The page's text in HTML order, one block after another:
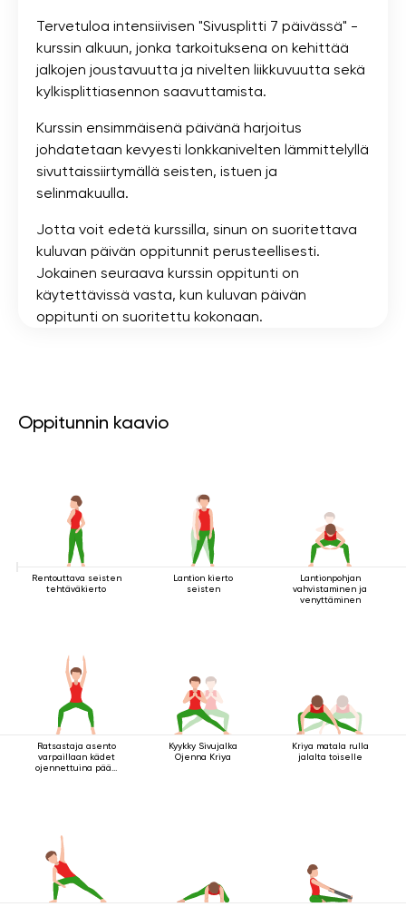
Tervetuloa intensiivisen "Sivusplitti 7 päivässä" -
kurssin alkuun, jonka tarkoituksena on kehittää
jalkojen joustavuutta ja nivelten liikkuvuutta sekä
kylkisplittiasennon saavuttamista.
Kurssin ensimmäisenä päivänä harjoitus
johdatetaan kevyesti lonkkanivelten lämmittelyllä
sivuttaissiirtymällä seisten, istuen ja
selinmakuulla.
Jotta voit edetä kurssilla, sinun on suoritettava
kuluvan päivän oppitunnit perusteellisesti.
Jokainen seuraava kurssin oppitunti on
käytettävissä vasta, kun kuluvan päivän
oppitunti on suoritettu kokonaan.
Oppitunnin kaavio
Rentouttava seisten
tehtäväkierto
Lantion kierto
seisten
Lantionpohjan
vahvistaminen ja
venyttäminen
Ratsastaja asento
varpaillaan kädet
ojennettuina pään
Kyykky Sivujalka
Ojenna Kriya
Kriya matala rulla
jalalta toiselle